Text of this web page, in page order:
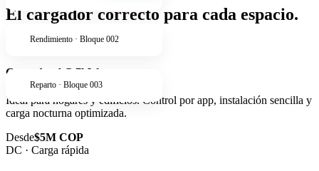
Rendimiento · Bloque 002
Reparto · Bloque 003
El cargador correcto para cada espacio.
AC · Residencial
Cargador AC 7kW
Ideal para hogares y edificios. Control por app, instalación sencilla y
carga nocturna optimizada.
Desde$5M COP
DC · Carga rápida